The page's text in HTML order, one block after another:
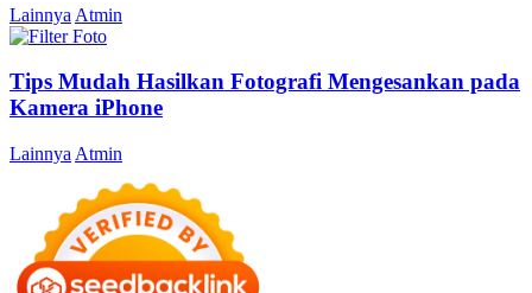
Lainnya Atmin
Tips Mudah Hasilkan Fotografi Mengesankan pada
Kamera iPhone
Lainnya Atmin